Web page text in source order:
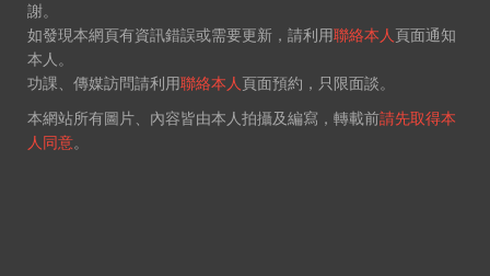
謝。
如發現本網頁有資訊錯誤或需要更新，請利用聯絡本人 頁面通知
本人。
功課、傳媒訪問請利用聯絡本人 頁面預約，只限面談。
本網站所有圖片、內容皆由本人拍攝及編寫，轉載前請先取得本
人同意。